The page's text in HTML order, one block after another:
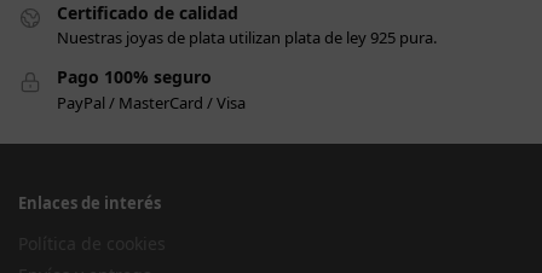
Certificado de calidad
Nuestras joyas de plata utilizan plata de ley 925 pura.
Pago 100% seguro
PayPal / MasterCard / Visa
Enlaces de interés